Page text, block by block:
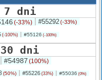
7 dni
(-33%) #55292(-33%)
(-100%) #55126 (-100%)
dni
#54987 (100%)
(50%) #55226 (33%) #55036 (0%)